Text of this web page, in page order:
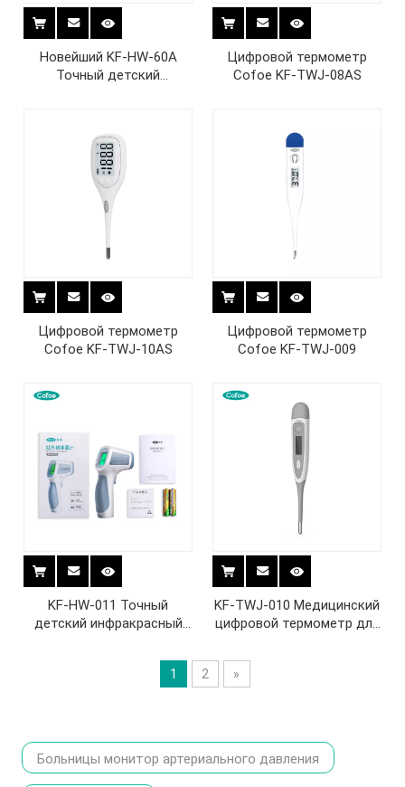
Новейший KF-HW-60A
Точный детский
Цифровой термометр
Cofoe KF-TWJ-08AS
Цифровой термометр
Cofoe KF-TWJ-10AS
Цифровой термометр
Cofoe KF-TWJ-009
KF-HW-011 Точный
детский инфракрасный
KF-TWJ-010 Медицинский
цифровой термометр для
1 2 »
Больницы монитор артериального давления